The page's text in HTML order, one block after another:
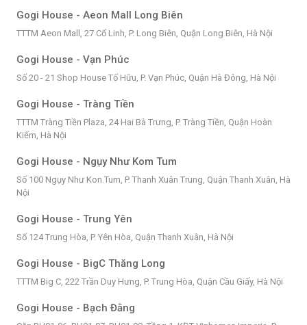
Gogi House - Aeon Mall Long Biên
TTTM Aeon Mall, 27 Cổ Linh, P. Long Biên, Quận Long Biên, Hà Nội
Gogi House - Vạn Phúc
Số 20 - 21 Shop House Tố Hữu, P. Vạn Phúc, Quận Hà Đông, Hà Nội
Gogi House - Tràng Tiền
TTTM Tràng Tiền Plaza, 24 Hai Bà Trưng, P. Tràng Tiền, Quận Hoàn
Kiếm, Hà Nội
Gogi House - Ngụy Như Kom Tum
Số 100 Ngụy Như Kon.Tum, P. Thanh Xuân Trung, Quận Thanh Xuân, Hà
Nội
Gogi House - Trung Yên
Số 124 Trung Hòa, P. Yên Hòa, Quận Thanh Xuân, Hà Nội
Gogi House - BigC Thăng Long
TTTM Big C, 222 Trần Duy Hưng, P. Trung Hòa, Quận Cầu Giấy, Hà Nội
Gogi House - Bạch Đằng